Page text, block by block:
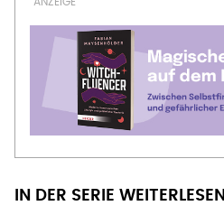
IN DER SERIE WEITERLESEN